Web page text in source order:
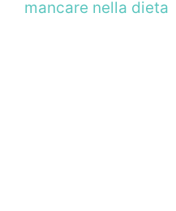
mancare nella dieta